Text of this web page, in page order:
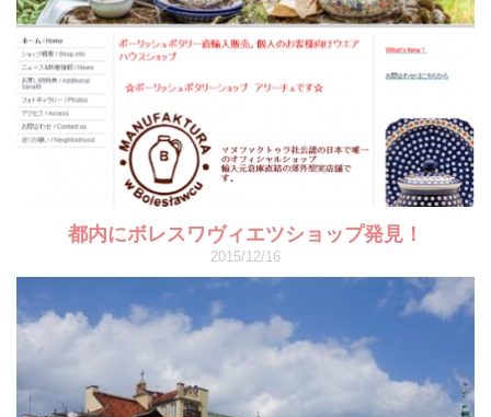
都内にボレスワヴィエツショップ発見！
2015/12/16